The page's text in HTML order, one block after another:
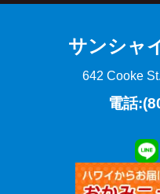
サンシャ
642 Cooke St.
電話